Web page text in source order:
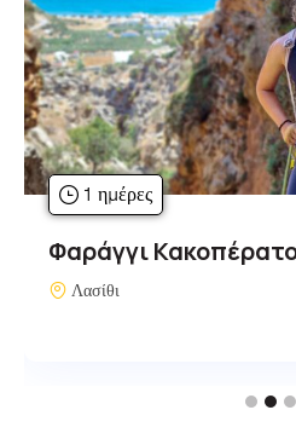
1 ημέρες
Φαράγγι
Λασίθι